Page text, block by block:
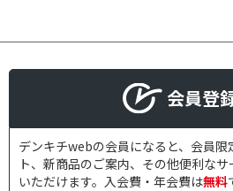
会員登
デンキチwebの会員になると、会員
ト、新商品のご案内、その他便利な
いただけます。入会費・年会費は無料